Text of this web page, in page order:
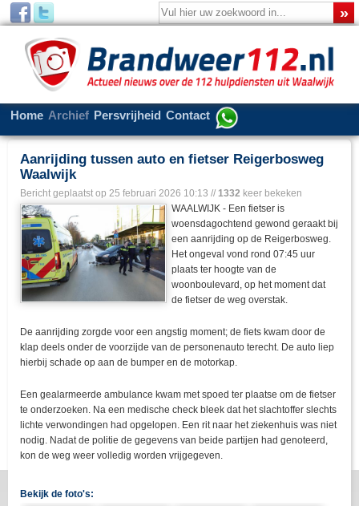
Home Archief Persvrijheid Contact
Aanrijding tussen auto en fietser Reigerbosweg
Waalwijk
Bericht geplaatst op 25 februari 2026 10:13 // 1332 keer bekeken
WAALWIJK - Een fietser is
woensdagochtend gewond geraakt bij
een aanrijding op de Reigerbosweg.
Het ongeval vond rond 07:45 uur
plaats ter hoogte van de
woonboulevard, op het moment dat
de fietser de weg overstak.
De aanrijding zorgde voor een angstig moment; de fiets kwam door de
klap deels onder de voorzijde van de personenauto terecht. De auto liep
hierbij schade op aan de bumper en de motorkap.
Een gealarmeerde ambulance kwam met spoed ter plaatse om de fietser
te onderzoeken. Na een medische check bleek dat het slachtoffer slechts
lichte verwondingen had opgelopen. Een rit naar het ziekenhuis was niet
nodig. Nadat de politie de gegevens van beide partijen had genoteerd,
kon de weg weer volledig worden vrijgegeven.
Bekijk de foto's: